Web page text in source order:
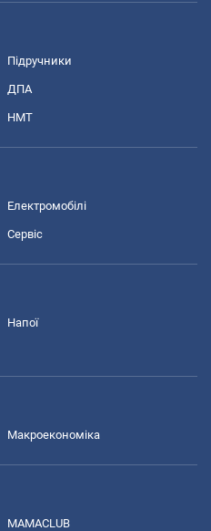
Підручники
ДПА
НМТ
Електромобілі
Сервіс
Напої
Макроекономіка
MAMACLUB